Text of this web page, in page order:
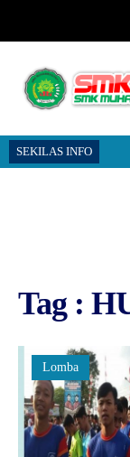
SEKILAS INFO
Tag :
Lomba